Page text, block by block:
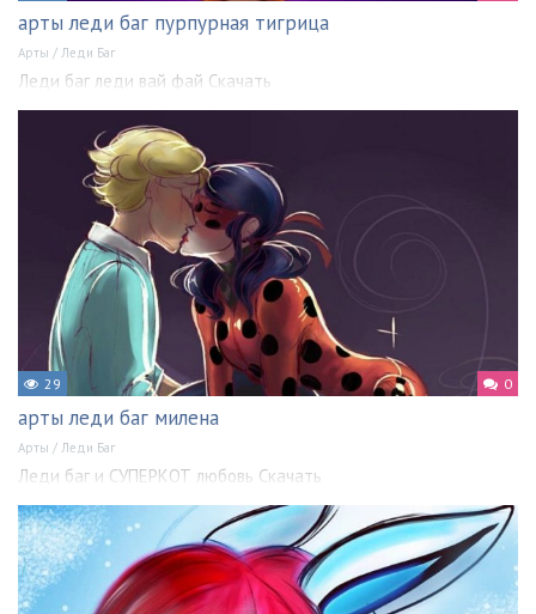
арты леди баг пурпурная тигрица
Арты / Леди Баг
Леди баг леди вай фай Скачать
29 0
арты леди баг милена
Арты / Леди Баг
Леди баг и СУПЕРКОТ любовь Скачать